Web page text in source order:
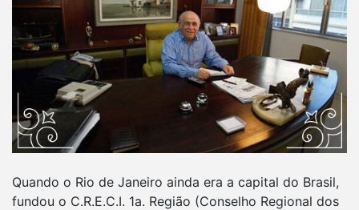
Quando o Rio de Janeiro ainda era a capital do Brasil,
fundou o C.R.E.C.I. 1a. Região (Conselho Regional dos